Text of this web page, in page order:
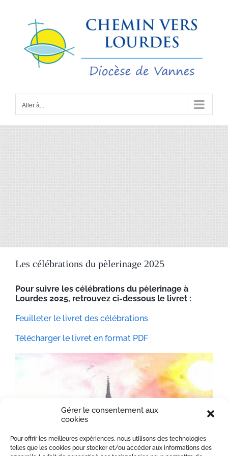
Gérer le consentement aux
cookies
Pour offrir les meilleures expériences, nous utilisons des technologies
telles que les cookies pour stocker et/ou accéder aux informations des
contenu
Aller à...
Les célébrations du pèlerinage 2025
Pour suivre les célébrations du pèlerinage à
Lourdes 2025, retrouvez ci-dessous le livret :
Feuilleter le livret des célébrations
Télécharger le livret en format PDF